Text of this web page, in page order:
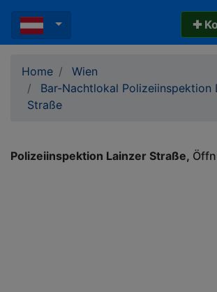
✚
Home
Wien
Bar-Nachtlokal Polizeiinspektion
Straße
Polizeiinspektion Lainzer Straße